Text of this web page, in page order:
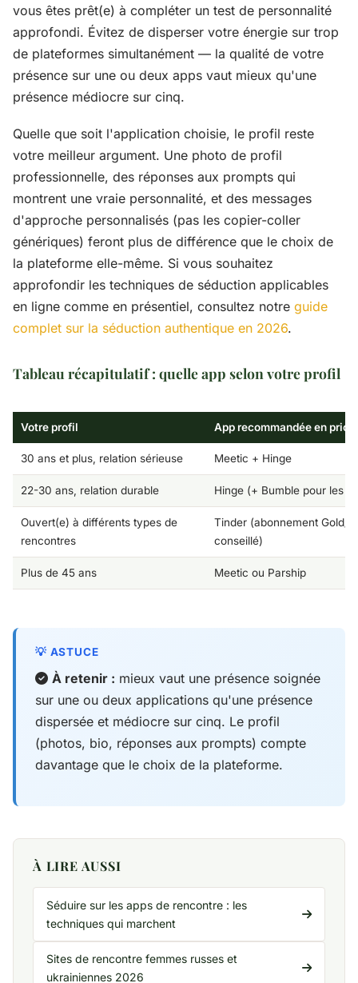
vous êtes prêt(e) à compléter un test de personnalité
approfondi. Évitez de disperser votre énergie sur trop
de plateformes simultanément — la qualité de votre
présence sur une ou deux apps vaut mieux qu'une
présence médiocre sur cinq.
Quelle que soit l'application choisie, le profil reste
votre meilleur argument. Une photo de profil
professionnelle, des réponses aux prompts qui
montrent une vraie personnalité, et des messages
d'approche personnalisés (pas les copier-coller
génériques) feront plus de différence que le choix de
la plateforme elle-même. Si vous souhaitez
approfondir les techniques de séduction applicables
en ligne comme en présentiel, consultez notre guide
complet sur la séduction authentique en 2026.
Tableau récapitulatif : quelle app selon votre profil
Votre profil App recommandée en
30 ans et plus, relation sérieuse Meetic + Hinge
22-30 ans, relation durable Hinge (+ Bumble pour les
Ouvert(e) à différents types de
rencontres
Tinder (abonnement Gold/
conseillé)
Plus de 45 ans Meetic ou Parship
À retenir : mieux vaut une présence soignée
sur une ou deux applications qu'une présence
dispersée et médiocre sur cinq. Le profil
(photos, bio, réponses aux prompts) compte
davantage que le choix de la plateforme.
À LIRE AUSSI
Séduire sur les apps de rencontre : les
techniques qui marchent
Sites de rencontre femmes russes et
ukrainiennes 2026